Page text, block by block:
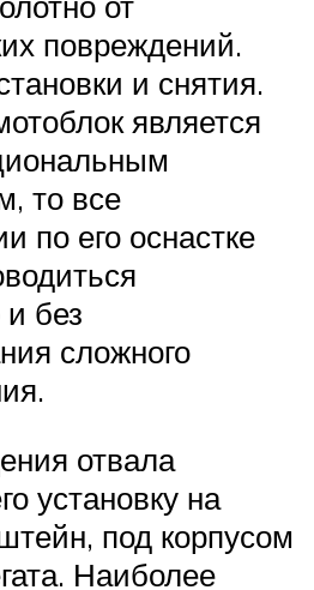
повреждений.
и снятия.
является
то все
по его оснастке
без
сложного
отвала
установку на
под корпусом
Наиболее